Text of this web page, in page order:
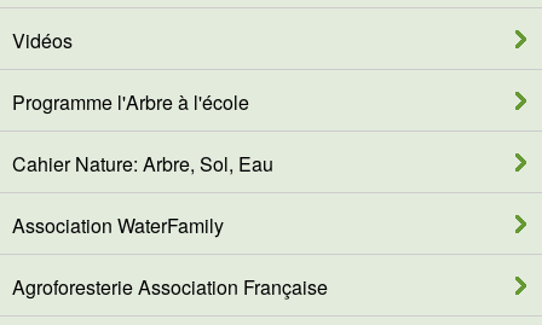
Vidéos
Programme l'Arbre à l'école
Cahier Nature: Arbre, Sol, Eau
Association WaterFamily
Agroforesterie Association Française